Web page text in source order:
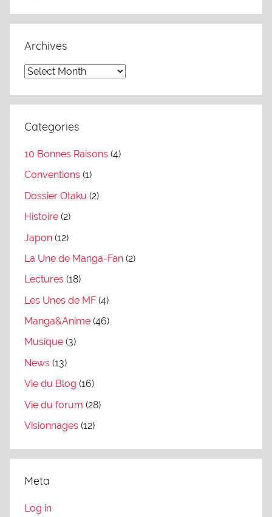
Archives
A
c
h
v
e
s
Categories
10 Bonnes Raisons (4)
Conventions (1)
Dossier Otaku (2)
Histoire (2)
Japon (12)
La Une de Manga-Fan (2)
Lectures (18)
Les Unes de MF (4)
Manga&Anime (46)
Musique (3)
News (13)
Vie du Blog (16)
Vie du forum (28)
Visionnages (12)
Meta
Log in